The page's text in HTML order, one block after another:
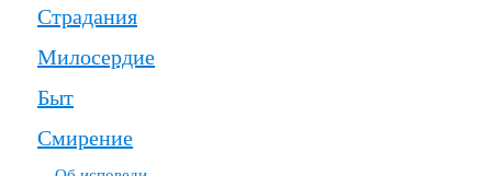
Страдания
Милосердие
Быт
Смирение